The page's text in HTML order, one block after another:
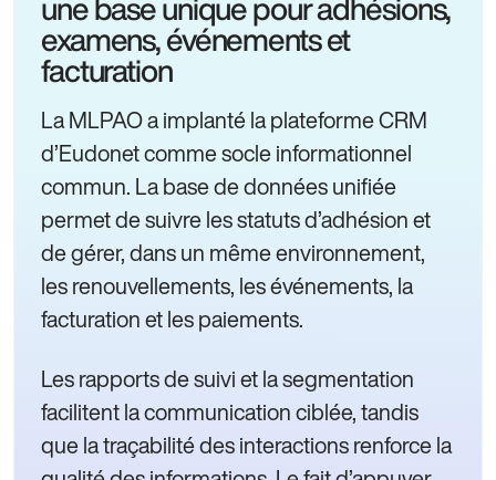
une base unique pour adhésions,
examens, événements et
facturation
La MLPAO a implanté la plateforme CRM
d’Eudonet comme socle informationnel
commun. La base de données unifiée
permet de suivre les statuts d’adhésion et
de gérer, dans un même environnement,
les renouvellements, les événements, la
facturation et les paiements.
Les rapports de suivi et la segmentation
facilitent la communication ciblée, tandis
que la traçabilité des interactions renforce la